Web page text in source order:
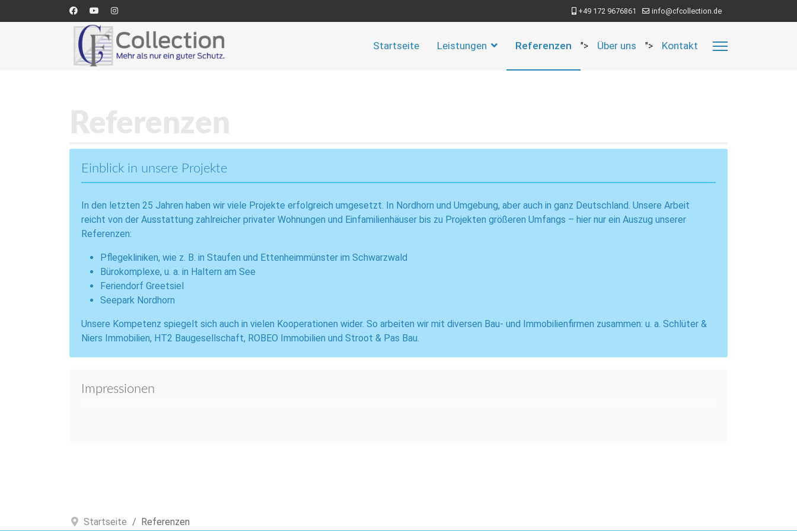
+49 172 9676861 info@cfcollection.de
Startseite Leistungen Referenzen "> Über uns "> Kontakt
Referenzen
Einblick in unsere Projekte
In den letzten 25 Jahren haben wir viele Projekte erfolgreich umgesetzt. In Nordhorn und Umgebung, aber auch in ganz Deutschland. Unsere Arbeit
reicht von der Ausstattung zahlreicher privater Wohnungen und Einfamilienhäuser bis zu Projekten größeren Umfangs – hier nur ein Auszug unserer
Referenzen:
Pflegekliniken, wie z. B. in Staufen und Ettenheimmünster im Schwarzwald
Bürokomplexe, u. a. in Haltern am See
Feriendorf Greetsiel
Seepark Nordhorn
Unsere Kompetenz spiegelt sich auch in vielen Kooperationen wider. So arbeiten wir mit diversen Bau- und Immobilienfirmen zusammen: u. a. Schlüter &
Niers Immobilien, HT2 Baugesellschaft, ROBEO Immobilien und Stroot & Pas Bau.
Impressionen
Startseite Referenzen